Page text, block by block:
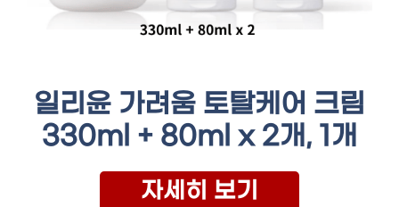
일리윤 가려움 토탈케어 크림
330ml + 80ml x 2개, 1개
자세히 보기